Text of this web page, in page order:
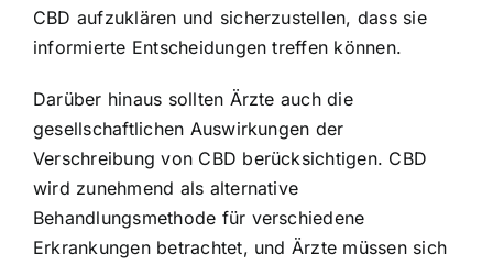
CBD aufzuklären und sicherzustellen, dass sie
informierte Entscheidungen treffen können.
Darüber hinaus sollten Ärzte auch die
gesellschaftlichen Auswirkungen der
Verschreibung von CBD berücksichtigen. CBD
wird zunehmend als alternative
Behandlungsmethode für verschiedene
Erkrankungen betrachtet, und Ärzte müssen sich